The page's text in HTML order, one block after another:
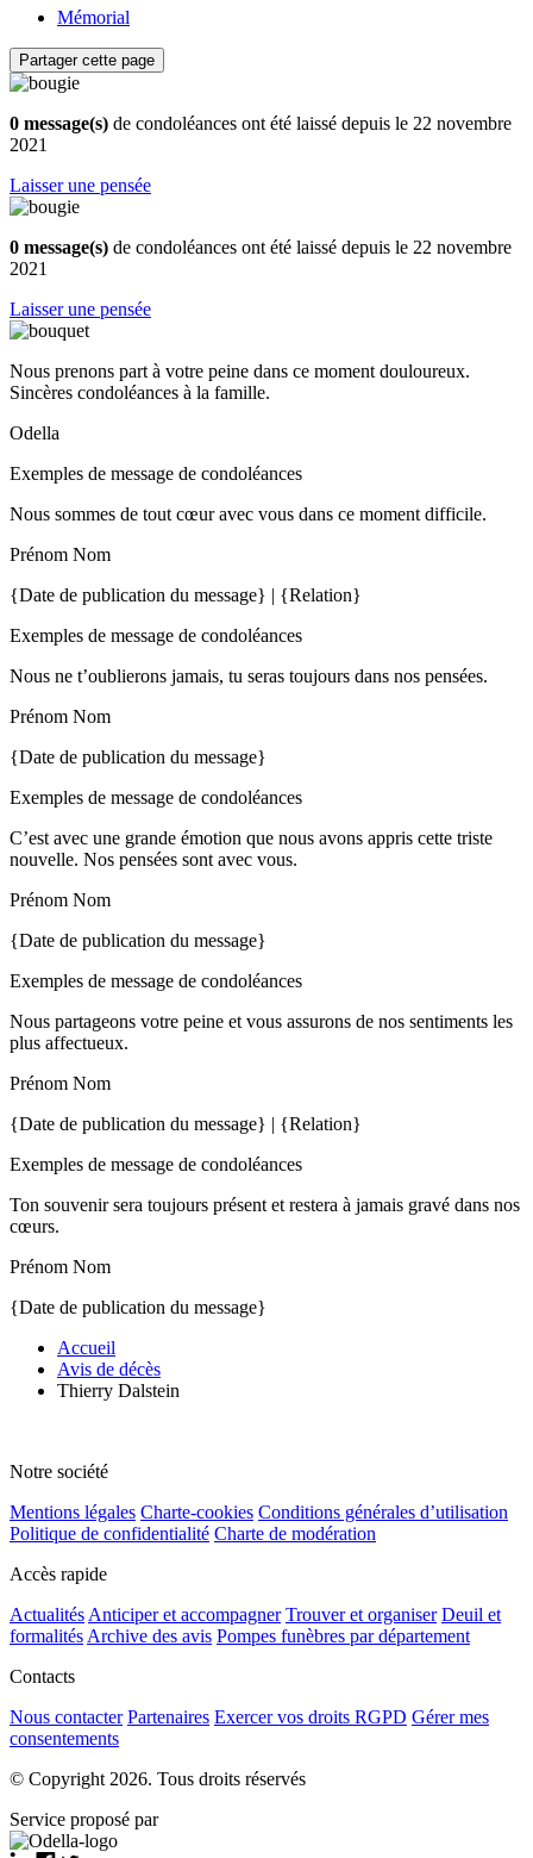
Mémorial
Partager cette page
0 message(s) de condoléances ont été laissé depuis le 22 novembre
2021
Laisser une pensée
0 message(s) de condoléances ont été laissé depuis le 22 novembre
2021
Laisser une pensée
Nous prenons part à votre peine dans ce moment douloureux.
Sincères condoléances à la famille.
Odella
Exemples de message de condoléances
Nous sommes de tout cœur avec vous dans ce moment difficile.
Prénom Nom
{Date de publication du message} | {Relation}
Exemples de message de condoléances
Nous ne t’oublierons jamais, tu seras toujours dans nos pensées.
Prénom Nom
{Date de publication du message}
Exemples de message de condoléances
C’est avec une grande émotion que nous avons appris cette triste
nouvelle. Nos pensées sont avec vous.
Prénom Nom
{Date de publication du message}
Exemples de message de condoléances
Nous partageons votre peine et vous assurons de nos sentiments les
plus affectueux.
Prénom Nom
{Date de publication du message} | {Relation}
Exemples de message de condoléances
Ton souvenir sera toujours présent et restera à jamais gravé dans nos
cœurs.
Prénom Nom
{Date de publication du message}
Accueil
Avis de décès
Thierry Dalstein
Notre société
Mentions légales Charte-cookies Conditions générales d’utilisation
Politique de confidentialité Charte de modération
Accès rapide
Actualités Anticiper et accompagner Trouver et organiser Deuil et
formalités Archive des avis Pompes funèbres par département
Contacts
Nous contacter Partenaires Exercer vos droits RGPD Gérer mes
consentements
© Copyright 2026. Tous droits réservés
Service proposé par